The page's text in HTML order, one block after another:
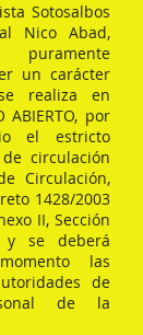
Sotosalbos
Nico Abad,
un carácter
realiza en
ABIERTO, por
el estricto
circulación
Circulación,
1428/2003
II, Sección
y se deberá
las
de
de la